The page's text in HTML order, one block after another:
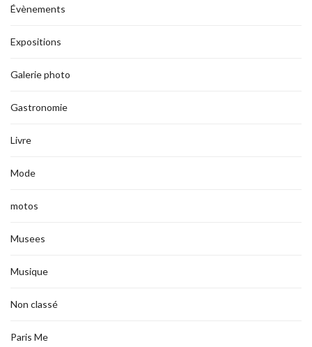
Évènements
Expositions
Galerie photo
Gastronomie
Livre
Mode
motos
Musees
Musique
Non classé
Paris Me